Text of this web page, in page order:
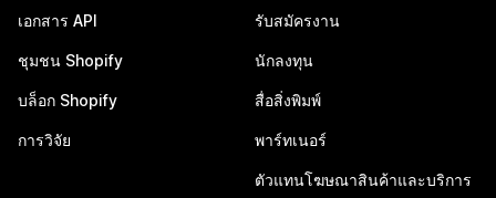
เอกสาร API
ชุมชน Shopify
บล็อก Shopify
การวิจัย
รับสมัครงาน
นักลงทุน
สื่อสิ่งพิมพ์
พาร์ทเนอร์
ตัวแทนโฆษณาสินค้าและบริการ